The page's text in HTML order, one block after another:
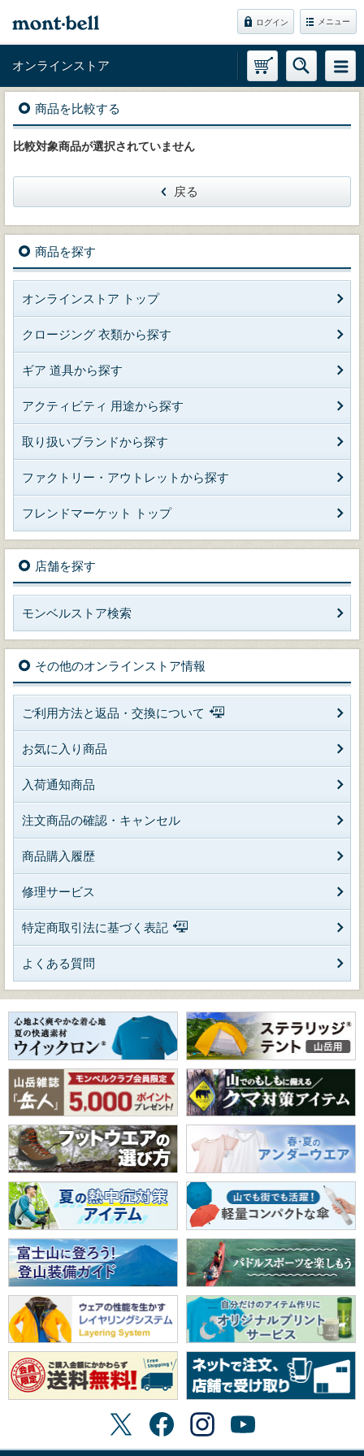
ログイン メニュー
オンラインストア
商品を比較する
比較対象商品が選択されていません
戻る
商品を探す
オンラインストア トップ
クロージング 衣類から探す
ギア 道具から探す
アクティビティ 用途から探す
取り扱いブランドから探す
ファクトリー・アウトレットから探す
フレンドマーケット トップ
店舗を探す
モンベルストア検索
その他のオンラインストア情報
ご利用方法と返品・交換について
お気に入り商品
入荷通知商品
注文商品の確認・キャンセル
商品購入履歴
修理サービス
特定商取引法に基づく表記
よくある質問